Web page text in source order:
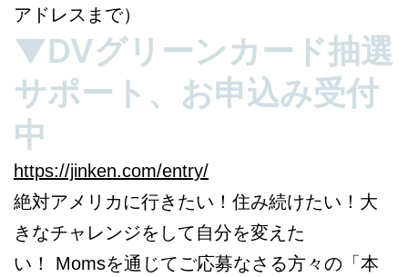
アドレスまで）
▼DVグリーンカード抽選
サポート、お申込み受付
中
https://jinken.com/entry/
絶対アメリカに行きたい！住み続けたい！大
きなチャレンジをして自分を変えた
い！ Momsを通じてご応募なさる方々の「本